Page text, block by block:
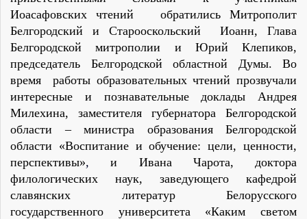
Иоасафовских чтений обратились Митрополит
Белгородский и Старооскольский Иоанн, Глава
Белгородской митрополии и Юрий Клепиков,
председатель Белгородской областной Думы. Во
время работы образовательных чтений прозвучали
интересные и познавательные доклады Андрея
Милехина, заместителя губернатора Белгородской
области – министра образования Белгородской
области «Воспитание и обучение: цели, ценности,
перспективы», и Ивана Чарота, доктора
филологических наук, заведующего кафедрой
славянских литератур Белорусского
государственного университета «Каким светом